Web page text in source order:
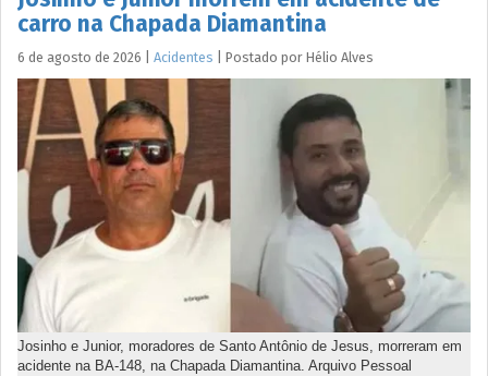
carro na Chapada Diamantina
6 de agosto de 2026 Acidentes Postado por Hélio Alves
Josinho e Junior, moradores de Santo Antônio de Jesus, morreram em
acidente na BA-148, na Chapada Diamantina. Arquivo Pessoal